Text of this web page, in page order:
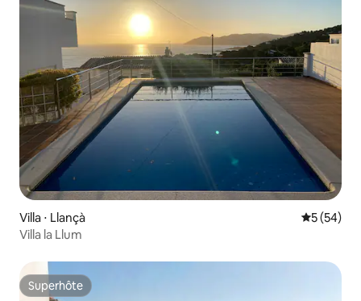
Villa ⋅ Llançà
5 (54)
Villa la Llum
Superhôte
Superhôte